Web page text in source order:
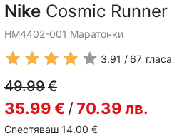
Nike Cosmic Runner
HM4402-001 Маратонки
3.91 67 гласа
49.99€
35.99€ /70.39лв.
Спестяваш 14.00 €